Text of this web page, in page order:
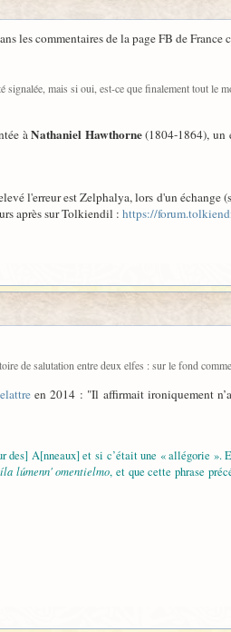
les commentaires de la page FB de France
mais si oui, est-ce que finalement tout le
àNathaniel Hawthorne(1804-1864), un
l'erreur est Zelphalya, lors d'un
après sur Tolkiendil : https://
de salutation entre deux elfes : sur le fond
en 2014 : "Il affirmait ironiquement
A[nneaux] et si c’était une « allégorie ».
lúmenn' omentielmo, et que cette phrase